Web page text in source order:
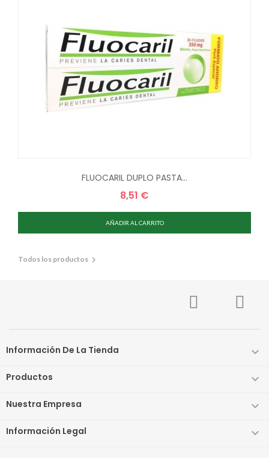
FLUOCARIL DUPLO PASTA...
Precio
8,51 €
AÑADIR AL CARRITO
Todos los productos 
Información De La Tienda 
Productos 
Nuestra Empresa 
Información Legal 